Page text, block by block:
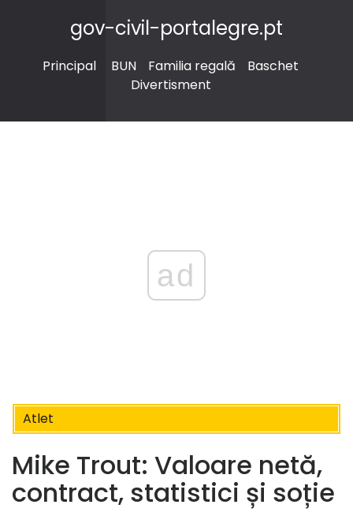
gov-civil-portalegre.pt
Principal BUN Familia regală
Baschet
Divertisment
ad
Atlet
Mike Trout: Valoare netă,
contract, statistici și soție